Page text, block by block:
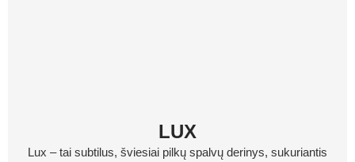
LUX
Lux – tai subtilus, šviesiai pilkų spalvų derinys, sukuriantis